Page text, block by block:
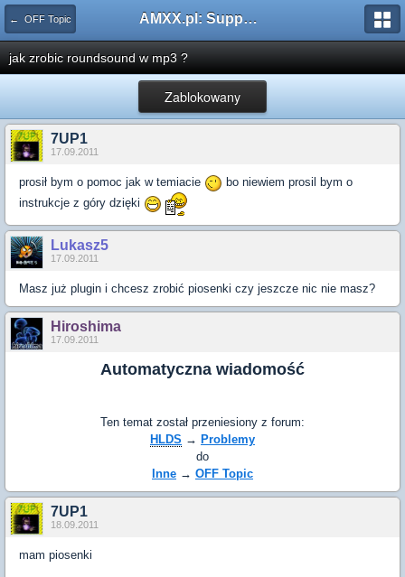
← OFF Topic AMXX.pl: Support AMX Mod X i SourceMod
jak zrobic roundsound w mp3 ?
Zablokowany
7UP1
17.09.2011
prosił bym o pomoc jak w temiacie
bo niewiem prosil bym o
instrukcje z góry dzięki
Lukasz5
17.09.2011
Masz już plugin i chcesz zrobić piosenki czy jeszcze nic nie masz?
Hiroshima
17.09.2011
Automatyczna wiadomość
Ten temat został przeniesiony z forum:
HLDS → Problemy
do
Inne → OFF Topic
7UP1
18.09.2011
mam piosenki